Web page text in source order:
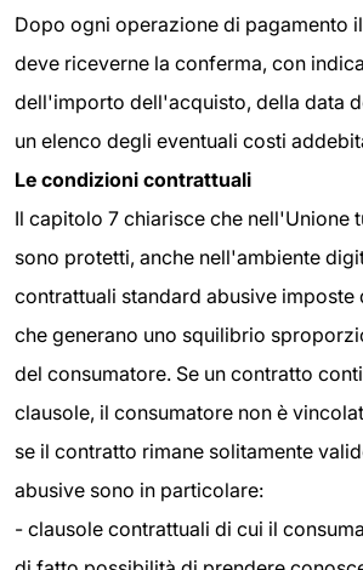
Dopo ogni operazione di pagamento
deve riceverne la conferma, con
dell'importo dell'acquisto, della data
un elenco degli eventuali costi
Le condizioni contrattuali
Il capitolo 7 chiarisce che nell'Unione
sono protetti, anche nell'ambiente
contrattuali standard abusive imposte
che generano uno squilibrio
del consumatore. Se un contratto
clausole, il consumatore non è
se il contratto rimane solitamente
abusive sono in particolare:
- clausole contrattuali di cui il